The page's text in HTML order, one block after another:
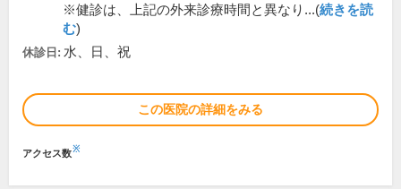
※健診は、上記の外来診療時間と異なり...(続きを読
む)
休診日: 水、日、祝
この医院の詳細をみる
アクセス数※